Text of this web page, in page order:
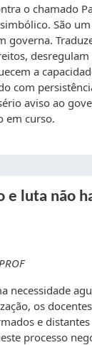
o chamado
São
governa.
a
com
aviso ao
em curso.
e luta não
necessidade
os
e
processo